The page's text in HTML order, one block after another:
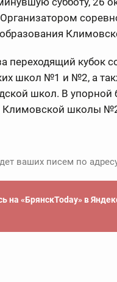
переходящий кубок
школ №1 и №2, а
школ. В упорной
Климовской школы
ваших писем по
на «БрянскToday» в